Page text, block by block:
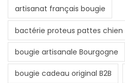
artisanat français bougie
bactérie proteus pattes chien
bougie artisanale Bourgogne
bougie cadeau original B2B